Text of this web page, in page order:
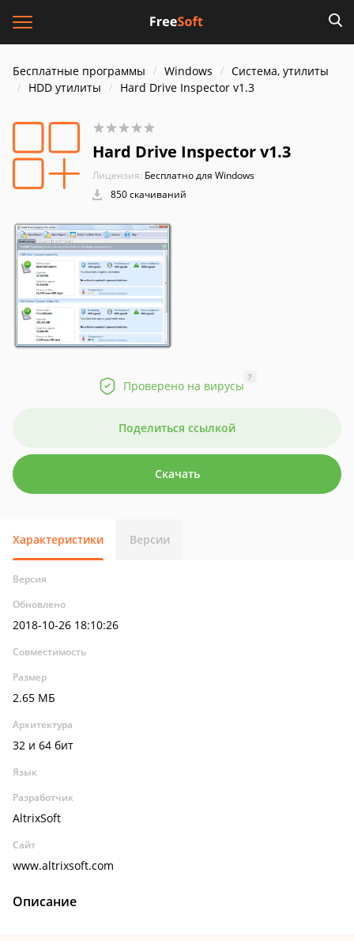
Бесплатные программы Windows
Система, утилиты
HDD утилиты
Hard Drive Inspector v1.3
Hard Drive Inspector v1.3
Лицензия: Бесплатно для Windows
850 скачиваний
Проверено на вирусы
?
Поделиться ссылкой
Скачать
Характеристики Версии
Версия
Обновлено
2018-10-26 18:10:26
Совместимость
Размер
2.65 МБ
Архитектура
32 и 64 бит
Язык
Разработчик
AltrixSoft
Сайт
www.altrixsoft.com
Описание